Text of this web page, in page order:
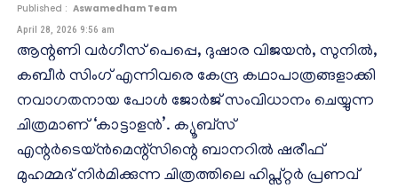
Published : Aswamedham Team
April 28, 2026 9:56 am
ആന്റണി വർഗീസ് പെപ്പെ, ദുഷാര വിജയൻ, സുനിൽ,
കബീർ സിംഗ് എന്നിവരെ കേന്ദ്ര കഥാപാത്രങ്ങളാക്കി
നവാഗതനായ പോൾ ജോർജ് സംവിധാനം ചെയ്യുന്ന
ചിത്രമാണ് ‘കാട്ടാളൻ’. ക്യൂബ്സ്
എന്റർടെയ്ൻമെന്റ്സിന്റെ ബാനറിൽ ഷരീഫ്
മുഹമ്മദ് നിർമിക്കുന്ന ചിത്രത്തിലെ ഹിപ്സ്റ്റർ പ്രണവ്